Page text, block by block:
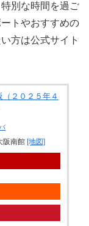
別な時間を過ご
トやおすすめの
方は公式サイト
２０２５年４
阪南館 [地図]